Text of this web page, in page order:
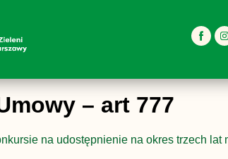
– art 777
na udostępnienie na okres trzech